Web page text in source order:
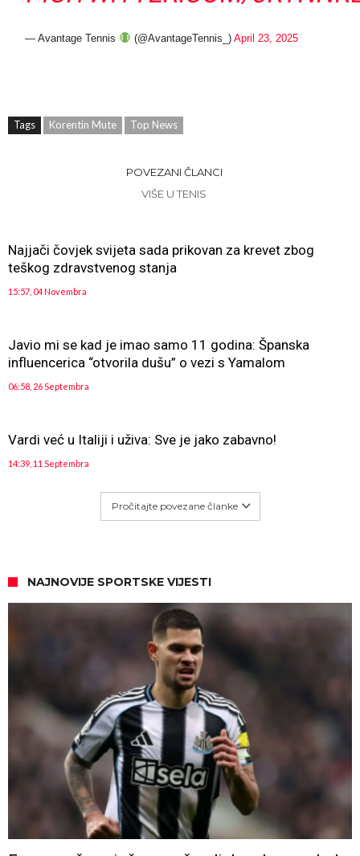
— Avantage Tennis (@AvantageTennis_)April 23, 2025
Tags Korentin Mute Top News
POVEZANI ČLANCI
VIŠE U TENIS
Najjači čovjek svijeta sada prikovan za krevet zbog
teškog zdravstvenog stanja
15:57, 04 Novembra
Javio mi se kad je imao samo 11 godina: Španska
influencerica “otvorila dušu” o vezi s Yamalom
06:58, 26 Septembra
Vardi već u Italiji i uživa: Sve je jako zabavno!
14:39, 11 Septembra
Pročitajte povezane članke
NAJNOVIJE SPORTSKE VIJESTI